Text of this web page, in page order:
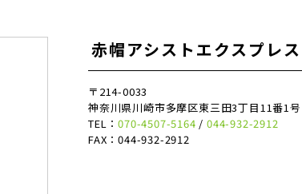
赤帽アシストエクスプレス
〒214-0033
神奈川県川崎市多摩区東三田3丁目11番1号
TEL：070-4507-5164 /044-932-2912
FAX：044-932-2912